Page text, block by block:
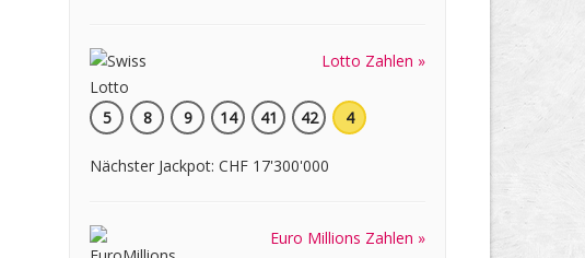
Lotto Zahlen »
5 8 9 14 41 42 4
Nächster Jackpot: CHF 17'300'000
Euro Millions Zahlen »